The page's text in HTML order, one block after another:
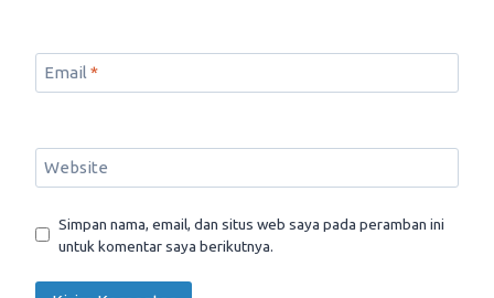
Email *
Website
Simpan nama, email, dan situs web saya pada peramban ini
untuk komentar saya berikutnya.